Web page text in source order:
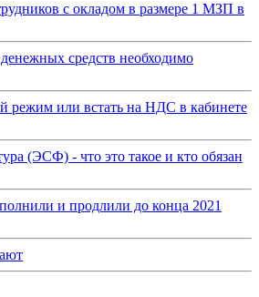
с окладом в размере 1 МЗП в
средств необходимо
режим или встать на НДС в кабинете
(ЭСФ) - что это такое и кто обязан
и продлили до конца 2021